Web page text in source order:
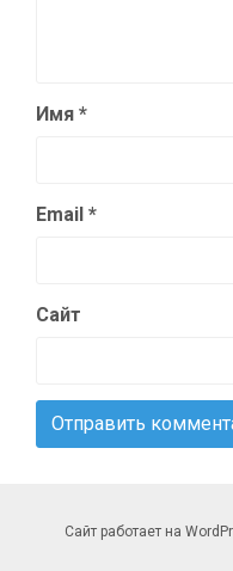
Имя *
Email *
Сайт
Сайт работает на